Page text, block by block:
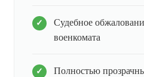
Судебное
военкомата
Полностью